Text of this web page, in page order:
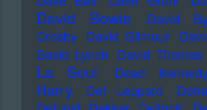
David Bowie David
Crosby David Gilmour
David Lynch David Thomas
La Soul
Dead
Harry
Def Leppard